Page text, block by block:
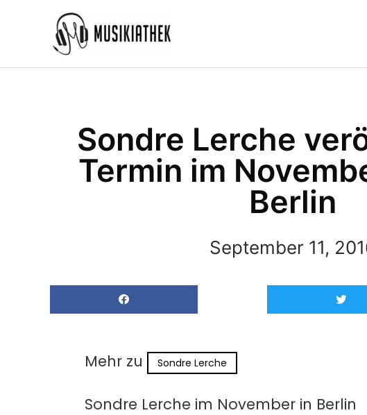
Sondre Lerche
Termin im
Berlin
September 11,
Mehr zu Sondre Lerche
Sondre Lerche im November in Berlin